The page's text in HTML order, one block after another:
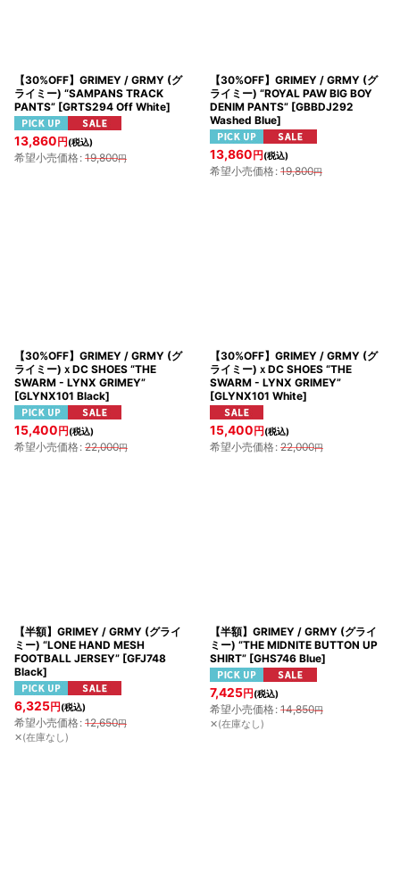
【30%OFF】GRIMEY / GRMY (グ
ライミー) “SAMPANS TRACK
PANTS” [GRTS294 Off White]
13,860円(税込)
希望小売価格: 19,800円
【30%OFF】GRIMEY / GRMY (グ
ライミー) “ROYAL PAW BIG BOY
DENIM PANTS” [GBBDJ292
Washed Blue]
13,860円(税込)
希望小売価格: 19,800円
【30%OFF】GRIMEY / GRMY (グ
ライミー)ｘDC SHOES “THE
SWARM - LYNX GRIMEY”
[GLYNX101 Black]
15,400円(税込)
希望小売価格: 22,000円
【30%OFF】GRIMEY / GRMY (グ
ライミー)ｘDC SHOES “THE
SWARM - LYNX GRIMEY”
[GLYNX101 White]
15,400円(税込)
希望小売価格: 22,000円
【半額】GRIMEY / GRMY (グライ
ミー) “LONE HAND MESH
FOOTBALL JERSEY” [GFJ748
Black]
6,325円(税込)
希望小売価格: 12,650円
✕(在庫なし)
【半額】GRIMEY / GRMY (グライ
ミー) “THE MIDNITE BUTTON UP
SHIRT” [GHS746 Blue]
7,425円(税込)
希望小売価格: 14,850円
✕(在庫なし)